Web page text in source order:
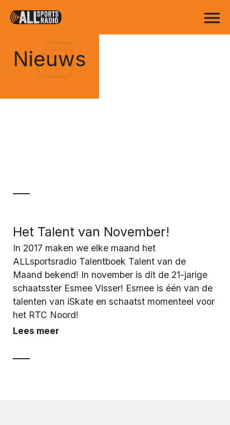
Nieuws
Het Talent van November!
In 2017 maken we elke maand het
ALLsportsradio Talentboek Talent van de
Maand bekend! In november is dit de 21-jarige
schaatsster Esmee Visser! Esmee is één van de
talenten van iSkate en schaatst momenteel voor
het RTC Noord!
Lees meer